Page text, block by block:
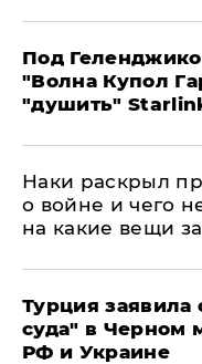
Под
"Волна Купол
"душить"
Наки раскрыл
о войне и чего
на какие вещи
Турция заявила
суда" в Черном
РФ и Украине